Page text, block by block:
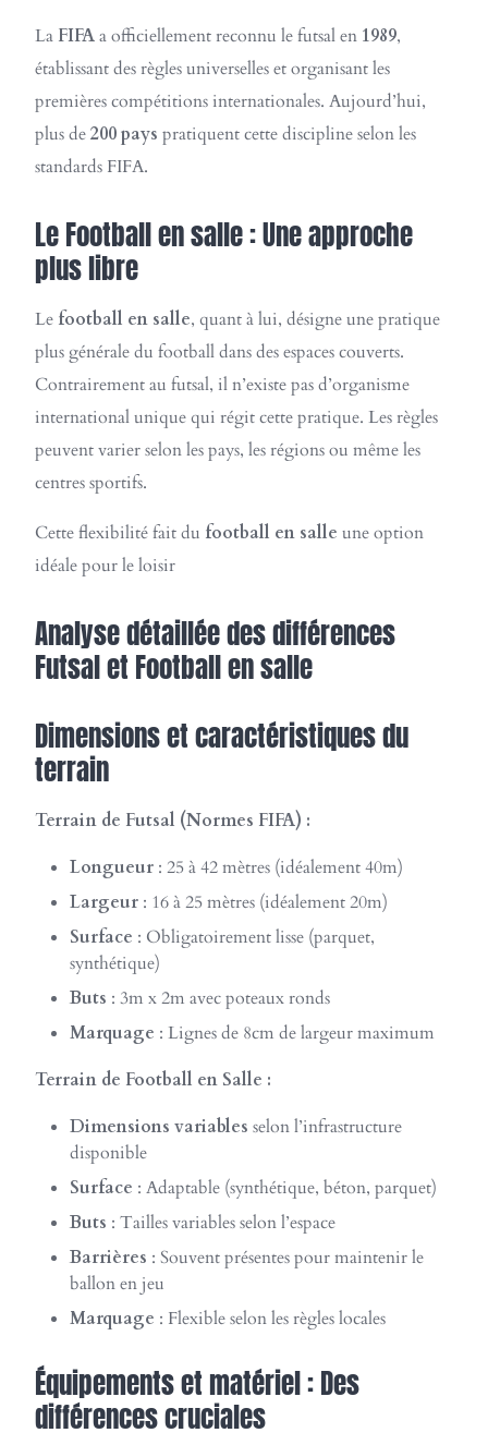
La FIFAa officiellement reconnu le futsal en 1989,
établissant des règles universelles et organisant les
premières compétitions internationales. Aujourd’hui,
plus de200 pays pratiquent cette discipline selon les
standards FIFA.
Le Football en salle : Une approche
plus libre
Le football en salle, quant à lui, désigne une pratique
plus générale du football dans des espaces couverts.
Contrairement au futsal, il n’existe pas d’organisme
international unique qui régit cette pratique. Les règles
peuvent varier selon les pays, les régions ou même les
centres sportifs.
Cette flexibilité fait du football en salle une option
idéale pour le loisir
Analyse détaillée des différences
Futsal et Football en salle
Dimensions et caractéristiques du
terrain
Terrain de Futsal (Normes FIFA) :
Longueur : 25 à 42 mètres (idéalement 40m)
Largeur : 16 à 25 mètres (idéalement 20m)
Surface : Obligatoirement lisse (parquet,
synthétique)
Buts : 3m x 2m avec poteaux ronds
Marquage : Lignes de 8cm de largeur maximum
Terrain de Football en Salle :
Dimensions variables selon l’infrastructure
disponible
Surface : Adaptable (synthétique, béton, parquet)
Buts : Tailles variables selon l’espace
Barrières : Souvent présentes pour maintenir le
ballon en jeu
Marquage : Flexible selon les règles locales
Équipements et matériel : Des
différences cruciales